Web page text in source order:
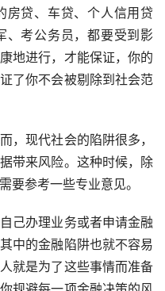
房贷、车贷、个人信用贷
、考公务员，都要受到影
地进行，才能保证，你的
了你不会被剔除到社会范
，现代社会的陷阱很多，
带来风险。这种时候，除
要参考一些专业意见。
己办理业务或者申请金融
中的金融陷阱也就不容易
就是为了这些事情而准备